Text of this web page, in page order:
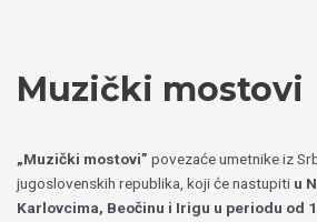
Muzički mostovi
„Muzički mostovi” povezaće umetnike iz
jugoslovenskih republika, koji će nastupiti u
Karlovcima, Beočinu i Irigu u periodu od